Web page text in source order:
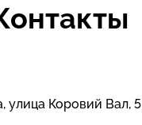
улица Коровий Вал, 5